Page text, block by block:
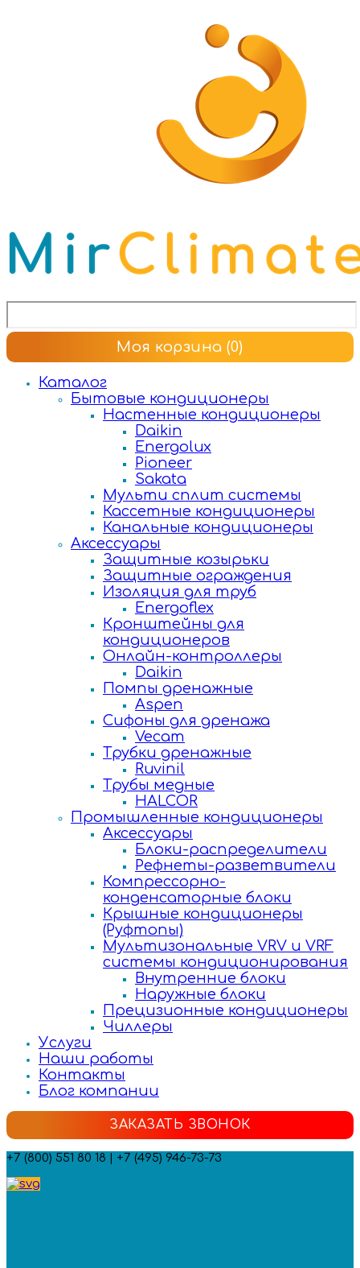
Моя корзина (0)
Каталог
Бытовые кондиционеры
Настенные кондиционеры
Daikin
Energolux
Pioneer
Sakata
Мульти сплит системы
Кассетные кондиционеры
Канальные кондиционеры
Аксессуары
Защитные козырьки
Защитные ограждения
Изоляция для труб
Energoflex
Кронштейны для
кондиционеров
Онлайн-контроллеры
Daikin
Помпы дренажные
Aspen
Сифоны для дренажа
Vecam
Трубки дренажные
Ruvinil
Трубы медные
HALCOR
Промышленные кондиционеры
Аксессуары
Блоки-распределители
Рефнеты-разветвители
Компрессорно-
конденсаторные блоки
Крышные кондиционеры
(Руфтопы)
Мультизональные VRV и VRF
системы кондиционирования
Внутренние блоки
Наружные блоки
Прецизионные кондиционеры
Чиллеры
Услуги
Наши работы
Контакты
Блог компании
ЗАКАЗАТЬ ЗВОНОК
+7 (800) 551 80 18 | +7 (495) 946-73-73